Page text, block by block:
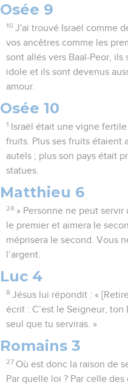
Osée 9
10 J'ai trouvé Israël comme
vos ancêtres comme les
sont allés vers Baal-Peor,
idole et ils sont devenus
amour.
Osée 10
1
Israël était une vigne
fruits. Plus ses fruits étaient
autels ; plus son pays était
statues.
Matthieu 6
24 » Personne ne peut
le premier et aimera le
méprisera le second. Vous
l’argent.
Luc 4
8 Jésus lui répondit : «
écrit : C’est le Seigneur, ton
seul que tu serviras. »
Romains 3
27 Où est donc la raison de
Par quelle loi ? Par celle